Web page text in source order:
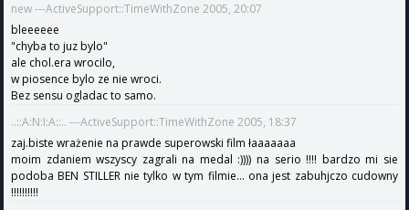
new ---ActiveSupport::TimeWithZone 2005, 20:07
bleeeeee
"chyba to juz bylo"
ale chol.era wrocilo,
w piosence bylo ze nie wroci.
Bez sensu ogladac to samo.
..::A:N:I:A::.. ---ActiveSupport::TimeWithZone 2005, 18:37
zaj.biste wrażenie na prawde superowski film łaaaaaaa
moim zdaniem wszyscy zagrali na medal :)))) na serio !!!! bardzo mi sie
podoba BEN STILLER nie tylko w tym filmie... ona jest zabuhjczo cudowny
!!!!!!!!!!